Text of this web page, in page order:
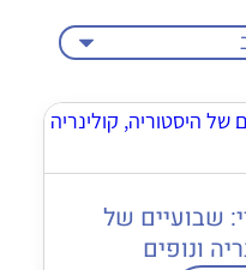
שבועיים של
ונופים